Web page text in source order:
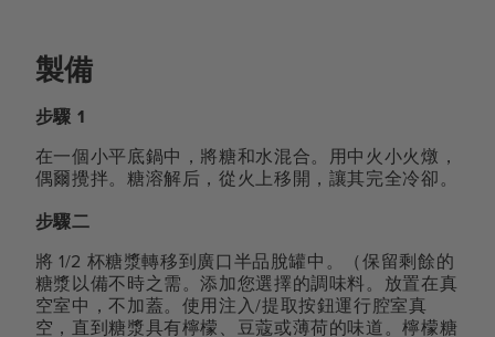
製備
步驟 1
在一個小平底鍋中，將糖和水混合。用中火小火燉，
偶爾攪拌。糖溶解后，從火上移開，讓其完全冷卻。
步驟二
將 1/2 杯糖漿轉移到廣口半品脫罐中。（保留剩餘的
糖漿以備不時之需。添加您選擇的調味料。放置在真
空室中，不加蓋。使用注入/提取按鈕運行腔室真
空，直到糖漿具有檸檬、豆蔻或薄荷的味道。檸檬糖